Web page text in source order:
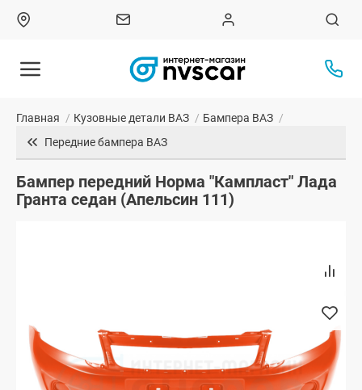
Главная / Кузовные детали ВАЗ / Бампера ВАЗ /
Передние бампера ВАЗ
Бампер передний Норма "Кампласт" Лада
Гранта седан (Апельсин 111)